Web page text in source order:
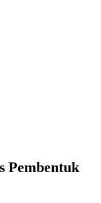
Pembentuk